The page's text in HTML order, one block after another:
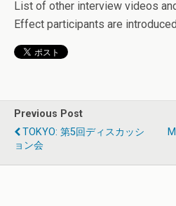
List of other interview videos
Effect participants are
Previous Post
TOKYO: 第5回ディスカッシ
ョン会